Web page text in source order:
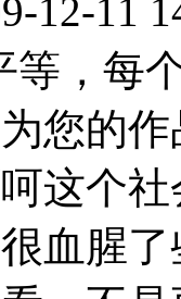
12-11
等，每
您的
这个
血腥